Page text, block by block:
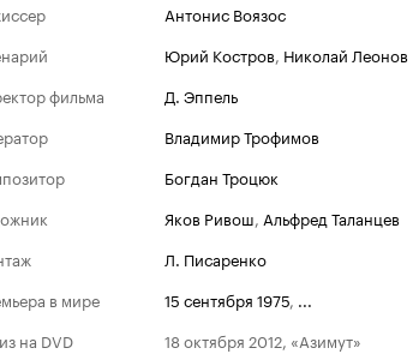
Антонис Воязос
Юрий Костров, Николай Леонов
фильма
Д. Эппель
Владимир Трофимов
Богдан Троцюк
Яков Ривош, Альфред Таланцев
Л. Писаренко
в мире
15 сентября 1975, ...
на DVD
18 октября 2012, «Азимут»